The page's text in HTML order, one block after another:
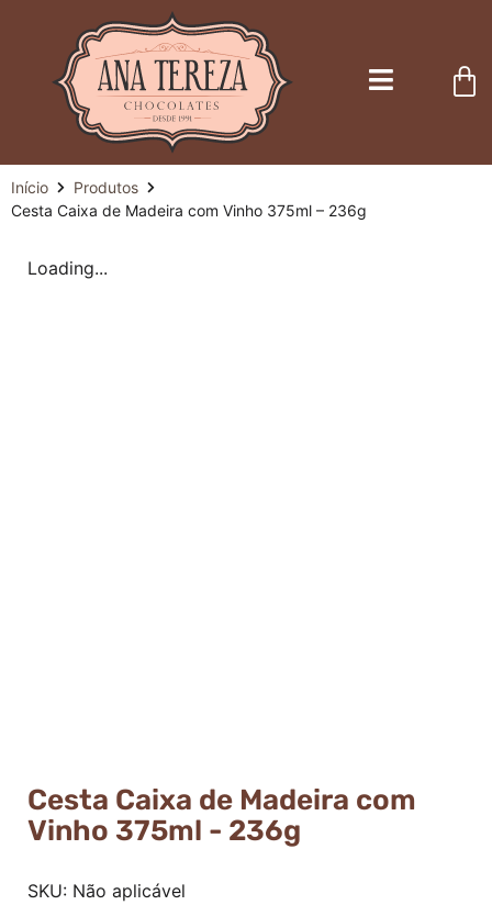
Início
Produtos
Cesta Caixa de Madeira com Vinho 375ml – 236g
Loading...
Cesta Caixa de Madeira com
Vinho 375ml - 236g
SKU: Não aplicável